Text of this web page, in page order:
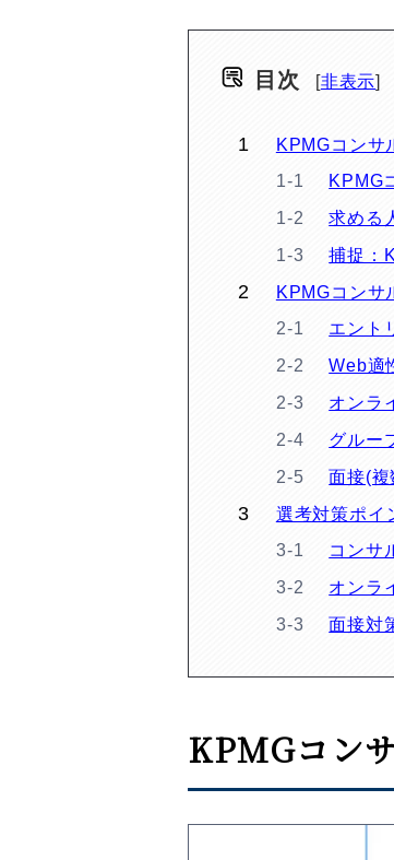
目次 非表示
KPMGコンサ
KPMG
求める
捕捉：
KPMGコンサ
エント
Web適
オンラ
グルー
面接(複
選考対策ポイ
コンサ
オンラ
面接対
KPMGコン